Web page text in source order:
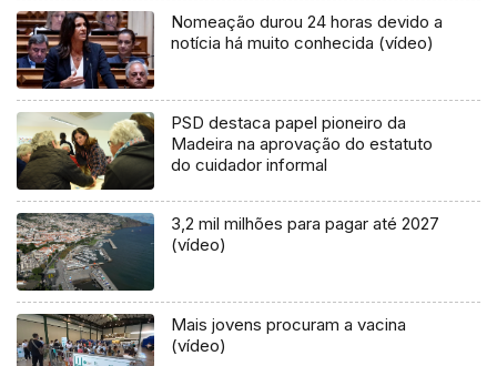
Nomeação durou 24 horas devido a
notícia há muito conhecida (vídeo)
PSD destaca papel pioneiro da
Madeira na aprovação do estatuto
do cuidador informal
3,2 mil milhões para pagar até 2027
(vídeo)
Mais jovens procuram a vacina
(vídeo)